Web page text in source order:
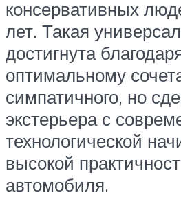
консервативных
лет. Такая
достигнута
оптимальному
симпатичного, но
экстерьера с
технологической
высокой
автомобиля.